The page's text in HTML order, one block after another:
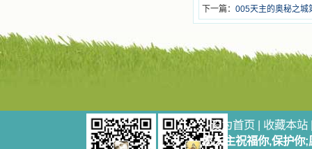
下一篇： 005天主的奥秘之城
设为首页 | 收藏本站
愿天主祝福你,保护你